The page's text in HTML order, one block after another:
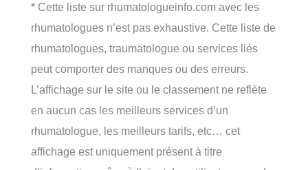
* Cette liste sur rhumatologueinfo.com avec les
rhumatologues n’est pas exhaustive. Cette liste de
rhumatologues, traumatologue ou services liés
peut comporter des manques ou des erreurs.
L’affichage sur le site ou le classement ne reflète
en aucun cas les meilleurs services d’un
rhumatologue, les meilleurs tarifs, etc… cet
affichage est uniquement présent à titre